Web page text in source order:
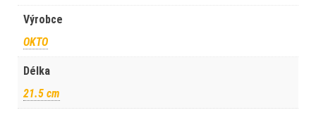
Výrobce
OKTO
Délka
21.5 cm